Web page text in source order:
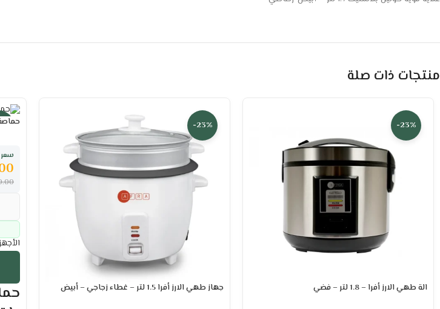
منتجات ذات صلة
-23%
الة طهي الارز أفرا – 1.8 لتر – فضي
-23%
جهاز طهي الارز أفرا 1.5 لتر – غطاء زجاجي – أبيض
حماصة
سعر